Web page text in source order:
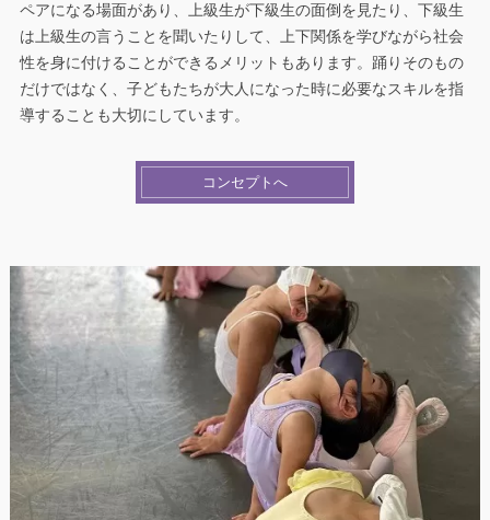
ペアになる場面があり、上級生が下級生の面倒を見たり、下級生
は上級生の言うことを聞いたりして、上下関係を学びながら社会
性を身に付けることができるメリットもあります。踊りそのもの
だけではなく、子どもたちが大人になった時に必要なスキルを指
導することも大切にしています。
コンセプトへ